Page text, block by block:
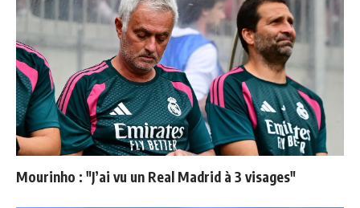
Mourinho : "J’ai vu un Real Madrid à 3 visages"